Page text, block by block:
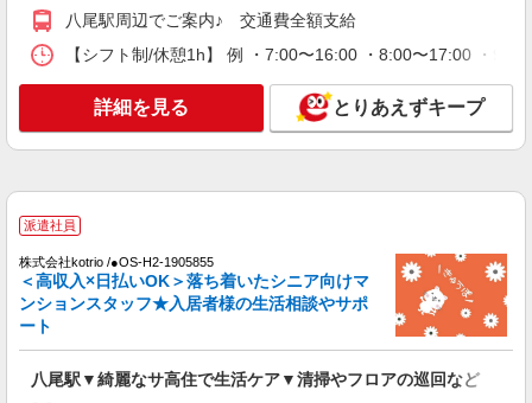
派遣社員
株式会社kotrio /●OS-H2-2086415
＜八尾市＞小さなデイサービスSTAFF募集≪
週3勤務≫≪夕方退社≫
時給1550円〜2187円 ＜日払い有/週払い有/交
八尾市
正社員
グループホーム ソラストいずみ八尾/2780000074-007
介護職員（ヘルパー）（介護助手）
月給250,104円 ＜給与補足＞夜勤6回分（ロン
八尾駅周辺でご案内♪ 交通費全額支給
【シフト制/休憩1h】 例 ・7:00〜16:00 ・8:00〜17:00 ・
詳細を見る とりあえずキープ
派遣社員
株式会社kotrio /●OS-H2-1905855
＜高収入×日払いOK＞落ち着いたシニア向けマ
ンションスタッフ★入居者様の生活相談やサポ
ート
八尾駅▼綺麗なサ高住で生活ケア▼清掃やフロアの巡回など